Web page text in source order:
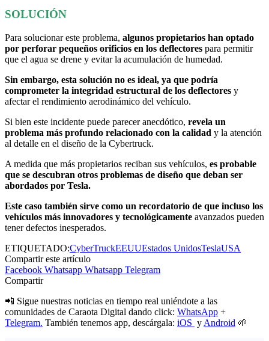
SOLUCIÓN
Para solucionar este problema, algunos propietarios han optado
por perforar pequeños orificios en los deflectores para permitir
que el agua se drene y evitar la acumulación de humedad.
Sin embargo, esta solución no es ideal, ya que podría
comprometer la integridad estructural de los deflectores y
afectar el rendimiento aerodinámico del vehículo.
Si bien este incidente puede parecer anecdótico, revela un
problema más profundo relacionado con la calidad y la atención
al detalle en el diseño de la Cybertruck.
A medida que más propietarios reciban sus vehículos, es probable
que se descubran otros problemas de diseño que deban ser
abordados por Tesla.
Este caso también sirve como un recordatorio de que incluso los
vehículos más innovadores y tecnológicamente avanzados pueden
tener defectos inesperados.
ETIQUETADO:CyberTruckEEUUEstados UnidosTeslaUSA
Compartir este artículo
Facebook Whatsapp Whatsapp Telegram
Compartir
📲 Sigue nuestras noticias en tiempo real uniéndote a las
comunidades de Caraota Digital dando click: WhatsApp +
Telegram. También tenemos app, descárgala: iOS y Android 🌱